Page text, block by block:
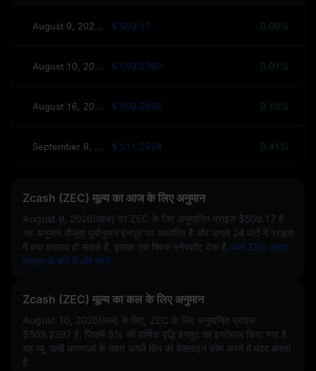
August 9, 2026(आज) $ 509.17 0.00%
August 10, 2026(कल) $ 509.2397 0.01%
August 16, 2026(इस सप्ताह) $ 509.6582 0.10%
September 8, 2026(30 दिन) $ 511.2624 0.41%
Zcash (ZEC) मूल्य का आज के लिए अनुमान
August 9, 2026(आज) पर ZEC के लिए अनुमानित प्राइस $509.17 है.
यह अनुमान मौजूदा पूर्वानुमान इनपुट पर आधारित है और अगले 24 घंटों में प्राइस
में क्या बदलाव हो सकते हैं, इसका एक क्विक स्नैपशॉट देता है. आज ZEC लाइव
प्राइस के बारे में और जानें.
Zcash (ZEC) मूल्य का कल के लिए अनुमान
August 10, 2026(कल) के लिए, ZEC के लिए अनुमानित प्राइस
$509.2397 है, जिसमें 5% की वार्षिक वृद्धि इनपुट का इस्तेमाल किया गया है.
यह व्यू, उसी धारणाओं के तहत अगले दिन की बेसलाइन फ़्रेम करने में मदद करता
है.